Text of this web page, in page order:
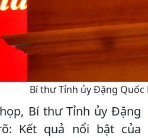
Bí thư Tỉnh ủy Đặng
Bí thư Tỉnh ủy Đặng
Kết quả nổi bật của